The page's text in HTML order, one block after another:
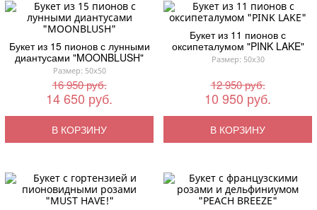
Букет из 15 пионов с лунными
диантусами "MOONBLUSH"
Размер: 50x50
16 950 руб.
14 650 руб.
В КОРЗИНУ
Букет из 11 пионов с
оксипеталумом "PINK LAKE"
Размер: 50x30
12 950 руб.
10 950 руб.
В КОРЗИНУ